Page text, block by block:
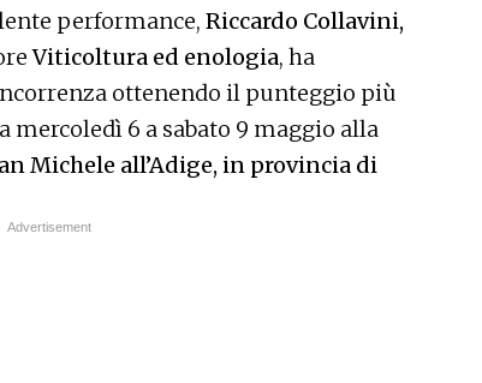
performance, Riccardo Collavini,
Viticoltura ed enologia, ha
ottenendo il punteggio più
mercoledì 6 a sabato 9 maggio alla
Michele all’Adige, in provincia di